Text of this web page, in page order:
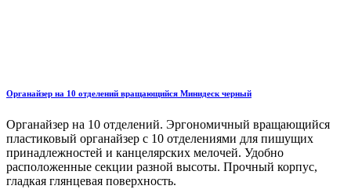
Органайзер на 10 отделений вращающийся Минидеск черный
Органайзер на 10 отделений. Эргономичный вращающийся
пластиковый органайзер с 10 отделениями для пишущих
принадлежностей и канцелярских мелочей. Удобно
расположенные секции разной высоты. Прочный корпус,
гладкая глянцевая поверхность.